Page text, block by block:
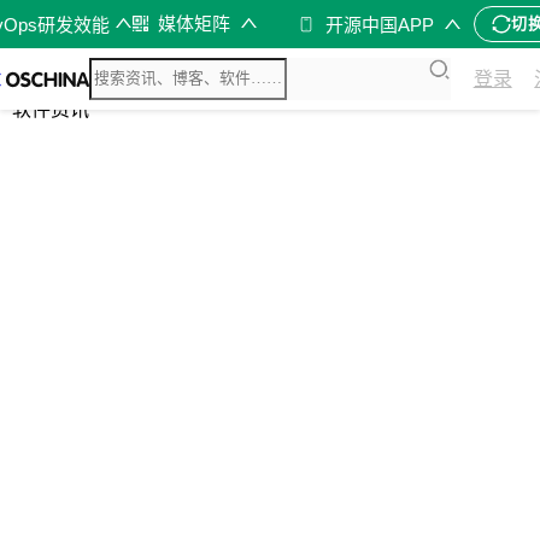
研发效能 媒体矩阵 开源中国APP 切
登录
综合
开源资讯
软件资讯